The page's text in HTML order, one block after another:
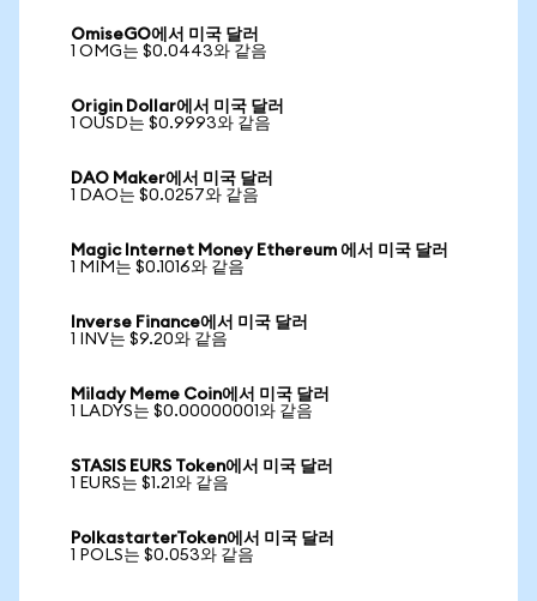
OmiseGO에서 미국 달러
1 OMG는 $0.0443와 같음
Origin Dollar에서 미국 달러
1 OUSD는 $0.9993와 같음
DAO Maker에서 미국 달러
1 DAO는 $0.0257와 같음
Magic Internet Money Ethereum 에서 미국 달러
1 MIM는 $0.1016와 같음
Inverse Finance에서 미국 달러
1 INV는 $9.20와 같음
Milady Meme Coin에서 미국 달러
1 LADYS는 $0.00000001와 같음
STASIS EURS Token에서 미국 달러
1 EURS는 $1.21와 같음
PolkastarterToken에서 미국 달러
1 POLS는 $0.053와 같음